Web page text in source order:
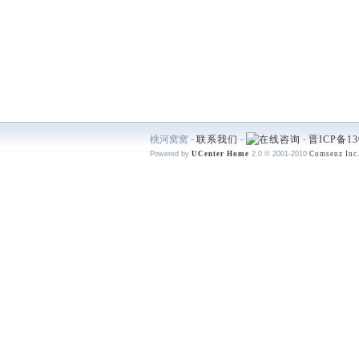
桃河窝窝 - 联系我们 - - 晋ICP备
Powered by UCenter Home 2.0 © 2001-2010 Comsenz Inc.